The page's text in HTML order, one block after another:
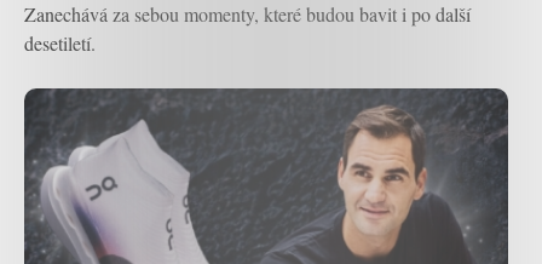
Zanechává za sebou momenty, které budou bavit i po další
desetiletí.